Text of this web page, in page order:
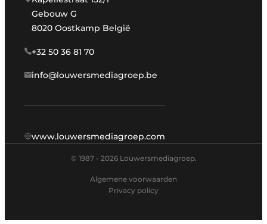
Gebouw G
8020 Oostkamp België
+32 50 36 81 70
info@louwersmediagroep.be
www.louwersmediagroep.com
© 1987 - 2026 Louwersmediagroep.
Algemene voorwaarden
Privacy policy